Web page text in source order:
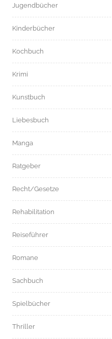
Jugendbücher
Kinderbücher
Kochbuch
Krimi
Kunstbuch
Liebesbuch
Manga
Ratgeber
Recht/Gesetze
Rehabilitation
Reiseführer
Romane
Sachbuch
Spielbücher
Thriller